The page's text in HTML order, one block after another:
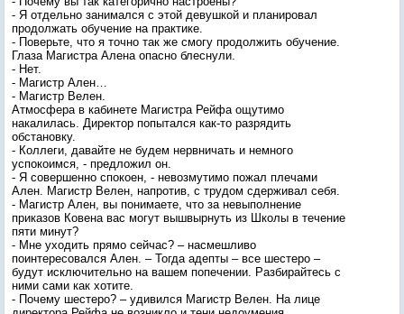
- Я отдельно занимался с этой девушкой и планировал
продолжать обучение на практике.
- Поверьте, что я точно так же смогу продолжить обучение.
Глаза Магистра Алена опасно блеснули.
- Нет.
- Магистр Ален…
- Магистр Велен.
Атмосфера в кабинете Магистра Рейфа ощутимо
накалилась. Директор попытался как-то разрядить
обстановку.
- Коллеги, давайте не будем нервничать и немного
успокоимся, - предложил он.
- Я совершенно спокоен, - невозмутимо пожал плечами
Ален. Магистр Велен, напротив, с трудом сдерживал себя.
- Магистр Ален, вы понимаете, что за невыполнение
приказов Ковена вас могут вышвырнуть из Школы в течение
пяти минут?
- Мне уходить прямо сейчас? – насмешливо
поинтересовался Ален. – Тогда адепты – все шестеро –
будут исключительно на вашем попечении. Разбирайтесь с
ними сами как хотите.
- Почему шестеро? – удивился Магистр Велен. На лице